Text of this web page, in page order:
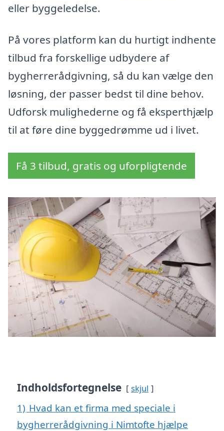
eller byggeledelse.
På vores platform kan du hurtigt indhente
tilbud fra forskellige udbydere af
bygherrerådgivning, så du kan vælge den
løsning, der passer bedst til dine behov.
Udforsk mulighederne og få eksperthjælp
til at føre dine byggedrømme ud i livet.
Få 3 tilbud, gratis og uforpligtende
Indholdsfortegnelse skjul
1) Hvad kan et firma med speciale i
bygherrerådgivning i Nimtofte hjælpe